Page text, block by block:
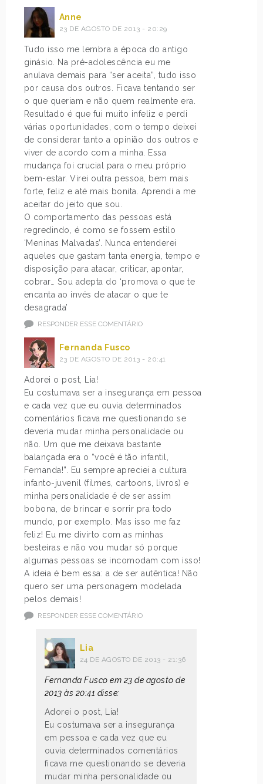
Anne
23 DE AGOSTO DE 2013 - 20:29
Tudo isso me lembra a época do antigo
ginásio. Na pré-adolescência eu me
anulava demais para “ser aceita”, tudo isso
por causa dos outros. Ficava tentando ser
o que queriam e não quem realmente era.
Resultado é que fui muito infeliz e perdi
várias oportunidades, com o tempo deixei
de considerar tanto a opinião dos outros e
viver de acordo com a minha. Essa
mudança foi crucial para o meu próprio
bem-estar. Virei outra pessoa, bem mais
forte, feliz e até mais bonita. Aprendi a me
aceitar do jeito que sou.
O comportamento das pessoas está
regredindo, é como se fossem estilo
‘Meninas Malvadas’. Nunca entenderei
aqueles que gastam tanta energia, tempo e
disposição para atacar, criticar, apontar,
cobrar… Sou adepta do ‘promova o que te
encanta ao invés de atacar o que te
desagrada’
RESPONDER ESSE COMENTÁRIO
Fernanda Fusco
23 DE AGOSTO DE 2013 - 20:41
Adorei o post, Lia!
Eu costumava ser a insegurança em pessoa
e cada vez que eu ouvia determinados
comentários ficava me questionando se
deveria mudar minha personalidade ou
não. Um que me deixava bastante
balançada era o “você é tão infantil,
Fernanda!”. Eu sempre apreciei a cultura
infanto-juvenil (filmes, cartoons, livros) e
minha personalidade é de ser assim
bobona, de brincar e sorrir pra todo
mundo, por exemplo. Mas isso me faz
feliz! Eu me divirto com as minhas
besteiras e não vou mudar só porque
algumas pessoas se incomodam com isso!
A ideia é bem essa: a de ser autêntica! Não
quero ser uma personagem modelada
pelos demais!
RESPONDER ESSE COMENTÁRIO
Lia
24 DE AGOSTO DE 2013 - 21:36
Fernanda Fusco em 23 de agosto de
2013 às 20:41 disse:
Adorei o post, Lia!
Eu costumava ser a insegurança
em pessoa e cada vez que eu
ouvia determinados comentários
ficava me questionando se deveria
mudar minha personalidade ou